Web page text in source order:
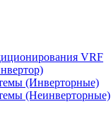
VRF
(Инверторные)
(Неинверторные)